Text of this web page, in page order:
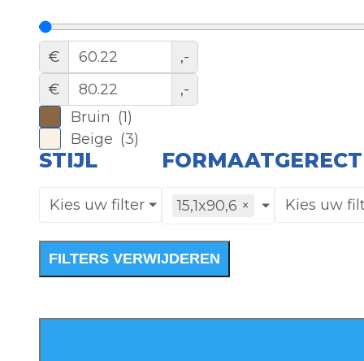
€
,-
€
,-
Bruin (1)
Beige (3)
STIJL
Kies uw filter
FORMAAT
15,1x90,6 × Kies uw
FILTERS VERWIJDEREN